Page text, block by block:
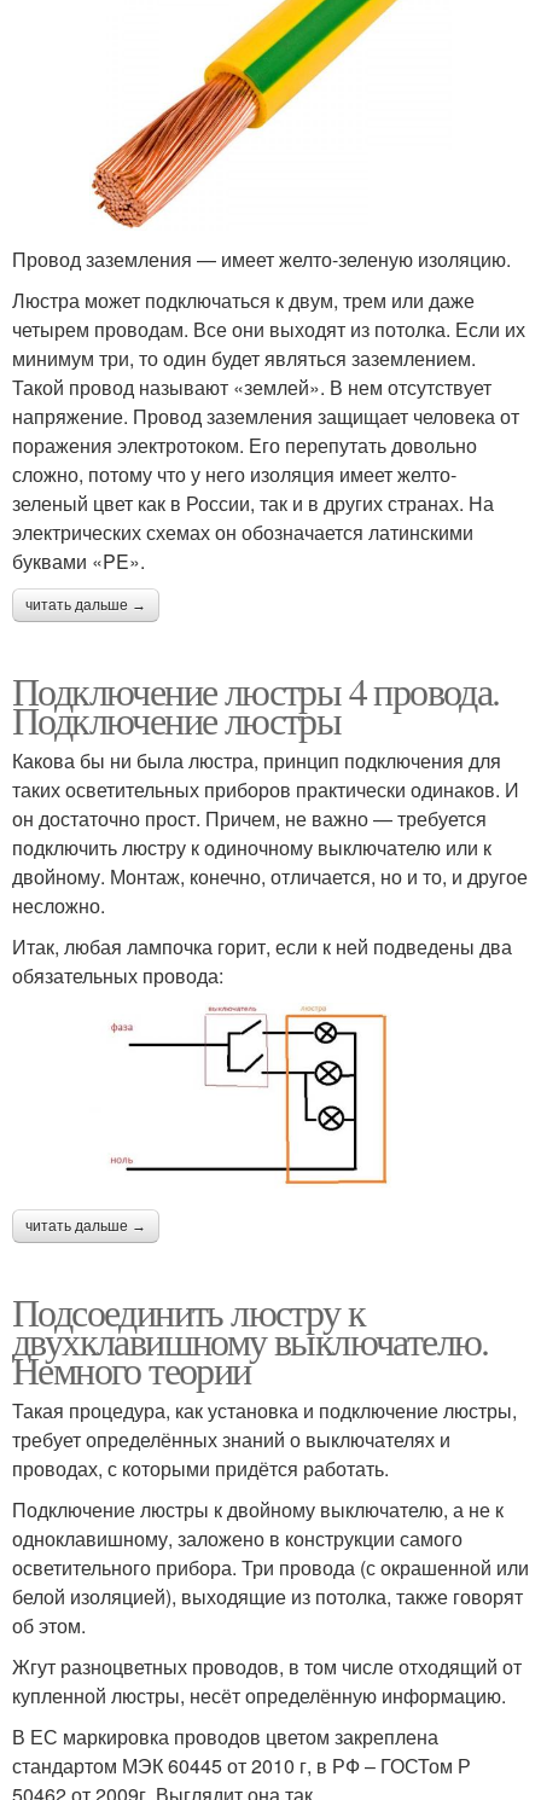
Провод заземления — имеет желто-зеленую изоляцию.
Люстра может подключаться к двум, трем или даже
четырем проводам. Все они выходят из потолка. Если их
минимум три, то один будет являться заземлением.
Такой провод называют «землей». В нем отсутствует
напряжение. Провод заземления защищает человека от
поражения электротоком. Его перепутать довольно
сложно, потому что у него изоляция имеет желто-
зеленый цвет как в России, так и в других странах. На
электрических схемах он обозначается латинскими
буквами «PE».
читать дальше →
Подключение люстры 4 провода.
Подключение люстры
Какова бы ни была люстра, принцип подключения для
таких осветительных приборов практически одинаков. И
он достаточно прост. Причем, не важно — требуется
подключить люстру к одиночному выключателю или к
двойному. Монтаж, конечно, отличается, но и то, и другое
несложно.
Итак, любая лампочка горит, если к ней подведены два
обязательных провода:
читать дальше →
Подсоединить люстру к
двухклавишному выключателю.
Немного теории
Такая процедура, как установка и подключение люстры,
требует определённых знаний о выключателях и
проводах, с которыми придётся работать.
Подключение люстры к двойному выключателю, а не к
одноклавишному, заложено в конструкции самого
осветительного прибора. Три провода (с окрашенной или
белой изоляцией), выходящие из потолка, также говорят
об этом.
Жгут разноцветных проводов, в том числе отходящий от
купленной люстры, несёт определённую информацию.
В ЕС маркировка проводов цветом закреплена
стандартом МЭК 60445 от 2010 г, в РФ – ГОСТом Р